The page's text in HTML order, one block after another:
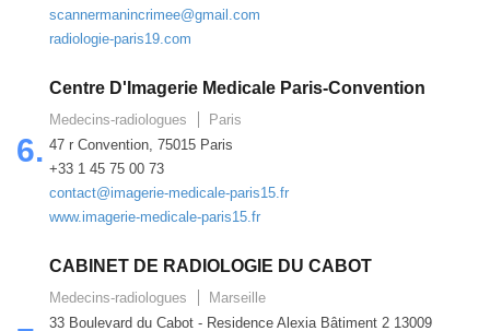
scannermanincrimee@gmail.com
radiologie-paris19.com
6.
Centre D'Imagerie Medicale Paris-Convention
Medecins-radiologues
Paris
47 r Convention, 75015 Paris
+33 1 45 75 00 73
contact@imagerie-medicale-paris15.fr
www.imagerie-medicale-paris15.fr
CABINET DE RADIOLOGIE DU CABOT
Medecins-radiologues
Marseille
33 Boulevard du Cabot - Residence Alexia Bâtiment 2 13009